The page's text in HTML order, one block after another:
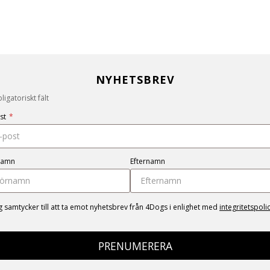
NYHETSBREV
fält
*
Efternamn
samtycker till att ta emot nyhetsbrev från 4Dogs i enlighet med
PRENUMERERA